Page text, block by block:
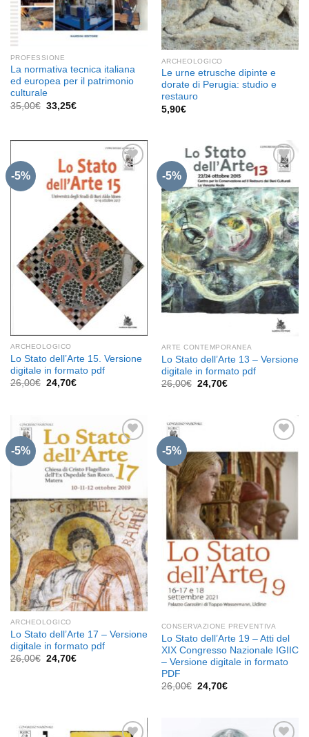
PROFESSIONE
La normativa tecnica italiana
ed europea per il patrimonio
culturale
35,00€ Il
prezzo
35,00€.
33,25€Il
33,25€.
ARCHEOLOGICO
Le urne etrusche dipinte e
dorate di Perugia: studio e
restauro
5,90€
-5%
Aggiungi
desideri
ARCHEOLOGICO
Lo Stato dell’Arte 15. Versione
digitale in formato pdf
26,00€ Il
24,70€Il
-5%
Aggiungi
alla lista
dei
desideri
ARTE CONTEMPORANEA
Lo Stato dell’Arte 13 – Versione
digitale in formato pdf
26,00€ Il
24,70€Il
-5%
Aggiungi
alla lista
desideri
ARCHEOLOGICO
Lo Stato dell’Arte 17 – Versione
digitale in formato pdf
26,00€ Il
24,70€Il
-5%
Aggiungi
alla lista
dei
desideri
CONSERVAZIONE PREVENTIVA
Lo Stato dell’Arte 19 – Atti del
XIX Congresso Nazionale IGIIC
– Versione digitale in formato
PDF
26,00€ Il
24,70€Il